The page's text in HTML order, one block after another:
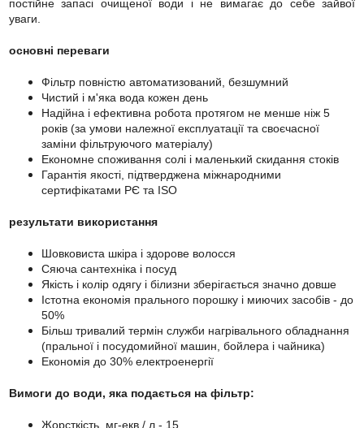
постійне запасі очищеної води і не вимагає до себе зайвої
уваги.
основні переваги
Фільтр повністю автоматизований, безшумний
Чистий і м'яка вода кожен день
Надійна і ефективна робота протягом не менше ніж 5
років (за умови належної експлуатації та своєчасної
заміни фільтруючого матеріалу)
Економне споживання солі і маленький скидання стоків
Гарантія якості, підтверджена міжнародними
сертифікатами РЄ та ISO
результати використання
Шовковиста шкіра і здорове волосся
Сяюча сантехніка і посуд
Якість і колір одягу і білизни зберігається значно довше
Істотна економія прального порошку і миючих засобів - до
50%
Більш тривалий термін служби нагрівального обладнання
(пральної і посудомийної машин, бойлера і чайника)
Економія до 30% електроенергії
Вимоги до води, яка подається на фільтр:
Жорсткість, мг-екв / л - 15